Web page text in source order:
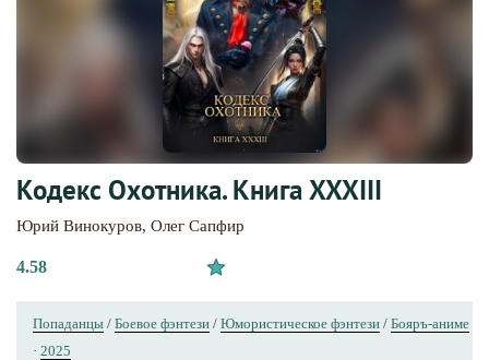
Кодекс Охотника. Книга XXXIII
Юрий Винокуров, Олег Сапфир
4.58
Попаданцы / Боевое фэнтези / Юмористическое фэнтези / Бояръ-аниме
· 2025